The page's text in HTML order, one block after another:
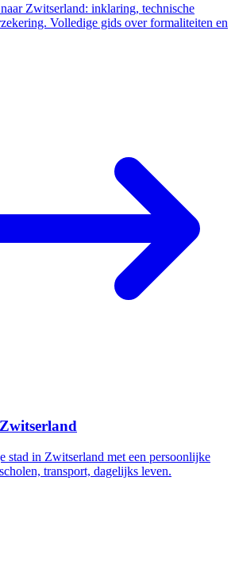
Zwitserland: inklaring, technische
Volledige gids over formaliteiten en
stad in Zwitserland met een persoonlijke
transport, dagelijks leven.